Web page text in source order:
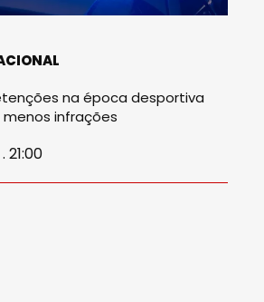
na época desportiva
menos infrações
21:00